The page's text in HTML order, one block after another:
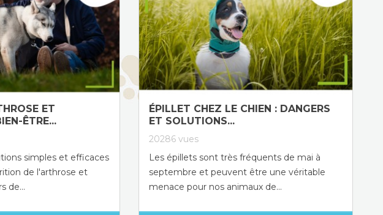
ET
ÊTRE...
simples et efficaces
de l'arthrose et
de...
ÉPILLET CHEZ LE CHIEN : DANGERS
ET SOLUTIONS...
20286 vues
Les épillets sont très fréquents de mai à
septembre et peuvent être une véritable
menace pour nos animaux de...